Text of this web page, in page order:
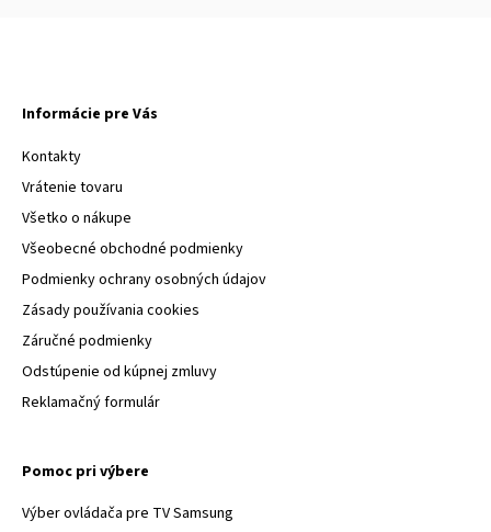
Informácie pre Vás
Kontakty
Vrátenie tovaru
Všetko o nákupe
Všeobecné obchodné podmienky
Podmienky ochrany osobných údajov
Zásady používania cookies
Záručné podmienky
Odstúpenie od kúpnej zmluvy
Reklamačný formulár
Pomoc pri výbere
Výber ovládača pre TV Samsung